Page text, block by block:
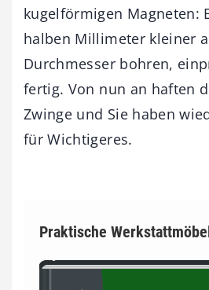
kugelförmigen Magneten:
halben Millimeter kleiner
Durchmesser bohren,
fertig. Von nun an haften
Zwinge und Sie haben
für Wichtigeres.
Praktische